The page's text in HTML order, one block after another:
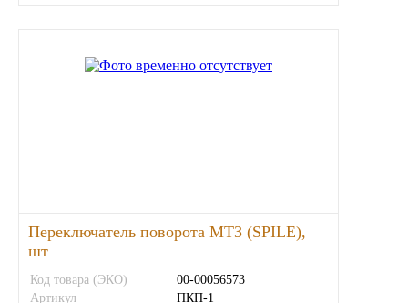
УРАЛ
Фильтры
Переключатель поворота МТЗ (SPILE),
шт
Код товара (ЭКО)
00-00056573
Артикул
ПКП-1